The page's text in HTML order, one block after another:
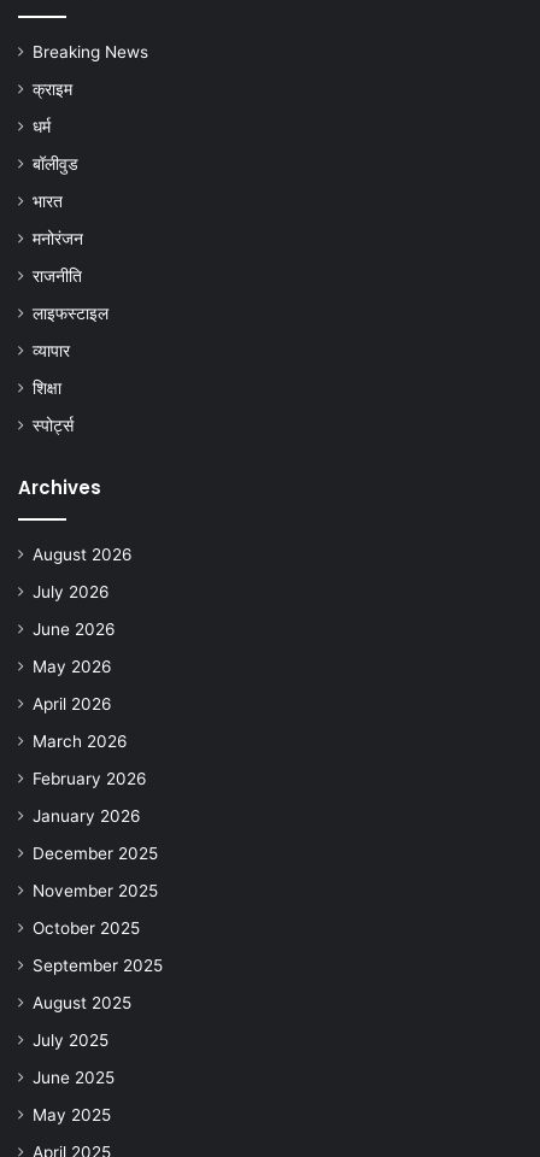
Breaking News
क्राइम
धर्म
बॉलीवुड
भारत
मनोरंजन
राजनीति
लाइफस्टाइल
व्यापार
शिक्षा
स्पोर्ट्स
Archives
August 2026
July 2026
June 2026
May 2026
April 2026
March 2026
February 2026
January 2026
December 2025
November 2025
October 2025
September 2025
August 2025
July 2025
June 2025
May 2025
April 2025